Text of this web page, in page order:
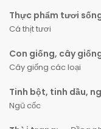
Thực phẩm tươi
Cá thịt tươi
Con giống, cây
Cây giống các loại
Tinh bột, tinh dầu,
Ngũ cốc